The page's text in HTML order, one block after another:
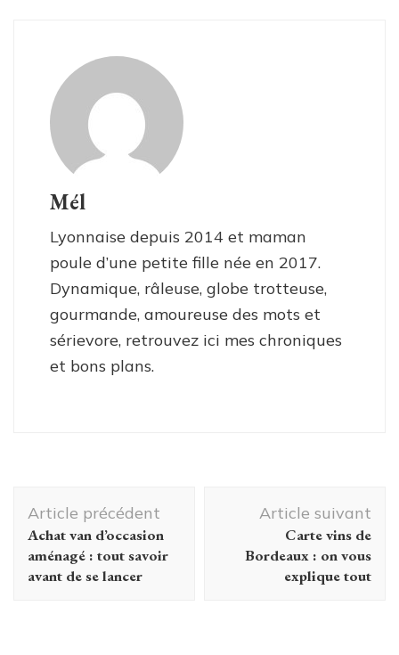
Mél
Lyonnaise depuis 2014 et maman
poule d’une petite fille née en 2017.
Dynamique, râleuse, globe trotteuse,
gourmande, amoureuse des mots et
sérievore, retrouvez ici mes chroniques
et bons plans.
d'article
Article précédent
Achat van d’occasion
aménagé : tout savoir
avant de se lancer
Article suivant
Carte vins de
Bordeaux : on vous
explique tout